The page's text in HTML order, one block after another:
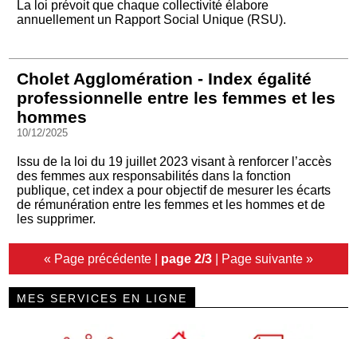
La loi prévoit que chaque collectivité élabore
annuellement un Rapport Social Unique (RSU).
Cholet Agglomération - Index égalité
professionnelle entre les femmes et les
hommes
10/12/2025
Issu de la loi du 19 juillet 2023 visant à renforcer l’accès
des femmes aux responsabilités dans la fonction
publique, cet index a pour objectif de mesurer les écarts
de rémunération entre les femmes et les hommes et de
les supprimer.
« Page précédente | page 2/3 | Page suivante »
MES SERVICES EN LIGNE